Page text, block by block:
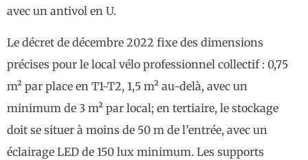
avec un antivol en U.
Le décret de décembre 2022 fixe des dimensions
précises pour le local vélo professionnel collectif : 0,75
m² par place en T1-T2, 1,5 m² au-delà, avec un
minimum de 3 m² par local; en tertiaire, le stockage
doit se situer à moins de 50 m de l’entrée, avec un
éclairage LED de 150 lux minimum. Les supports